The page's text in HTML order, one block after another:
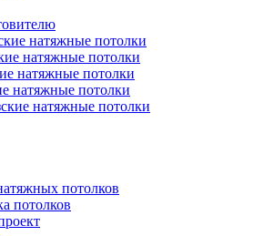
натяжные потолки
натяжные потолки
натяжные потолки
натяжные потолки
натяжные потолки
потолков
потолков